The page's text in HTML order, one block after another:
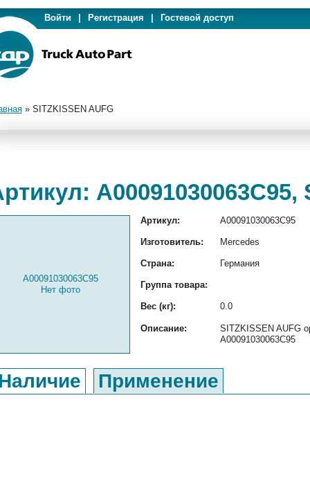
Войти Регистрация Гостевой доступ
» SITZKISSEN AUFG
A00091030063C95,
A00091030063C95
Нет фото
Артикул: A00091030063C95
Изготовитель: Mercedes
Страна: Германия
Группа товара:
Вес (кг): 0.0
Описание:
SITZKISSEN AUFG
A00091030063C95
Применение